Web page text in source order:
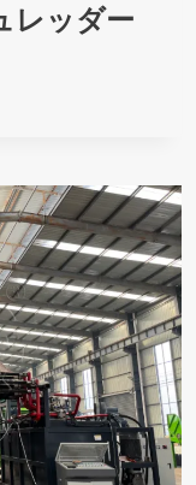
レッダー